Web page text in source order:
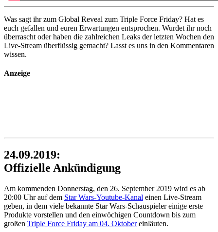
Was sagt ihr zum Global Reveal zum Triple Force Friday? Hat es
euch gefallen und euren Erwartungen entsprochen. Wurdet ihr noch
überrascht oder haben die zahlreichen Leaks der letzten Wochen den
Live-Stream überflüssig gemacht? Lasst es uns in den Kommentaren
wissen.
Anzeige
24.09.2019:
Offizielle Ankündigung
Am kommenden Donnerstag, den 26. September 2019 wird es ab
20:00 Uhr auf dem Star Wars-Youtube-Kanal einen Live-Stream
geben, in dem viele bekannte Star Wars-Schauspieler einige erste
Produkte vorstellen und den einwöchigen Countdown bis zum
großen Triple Force Friday am 04. Oktobereinläuten.